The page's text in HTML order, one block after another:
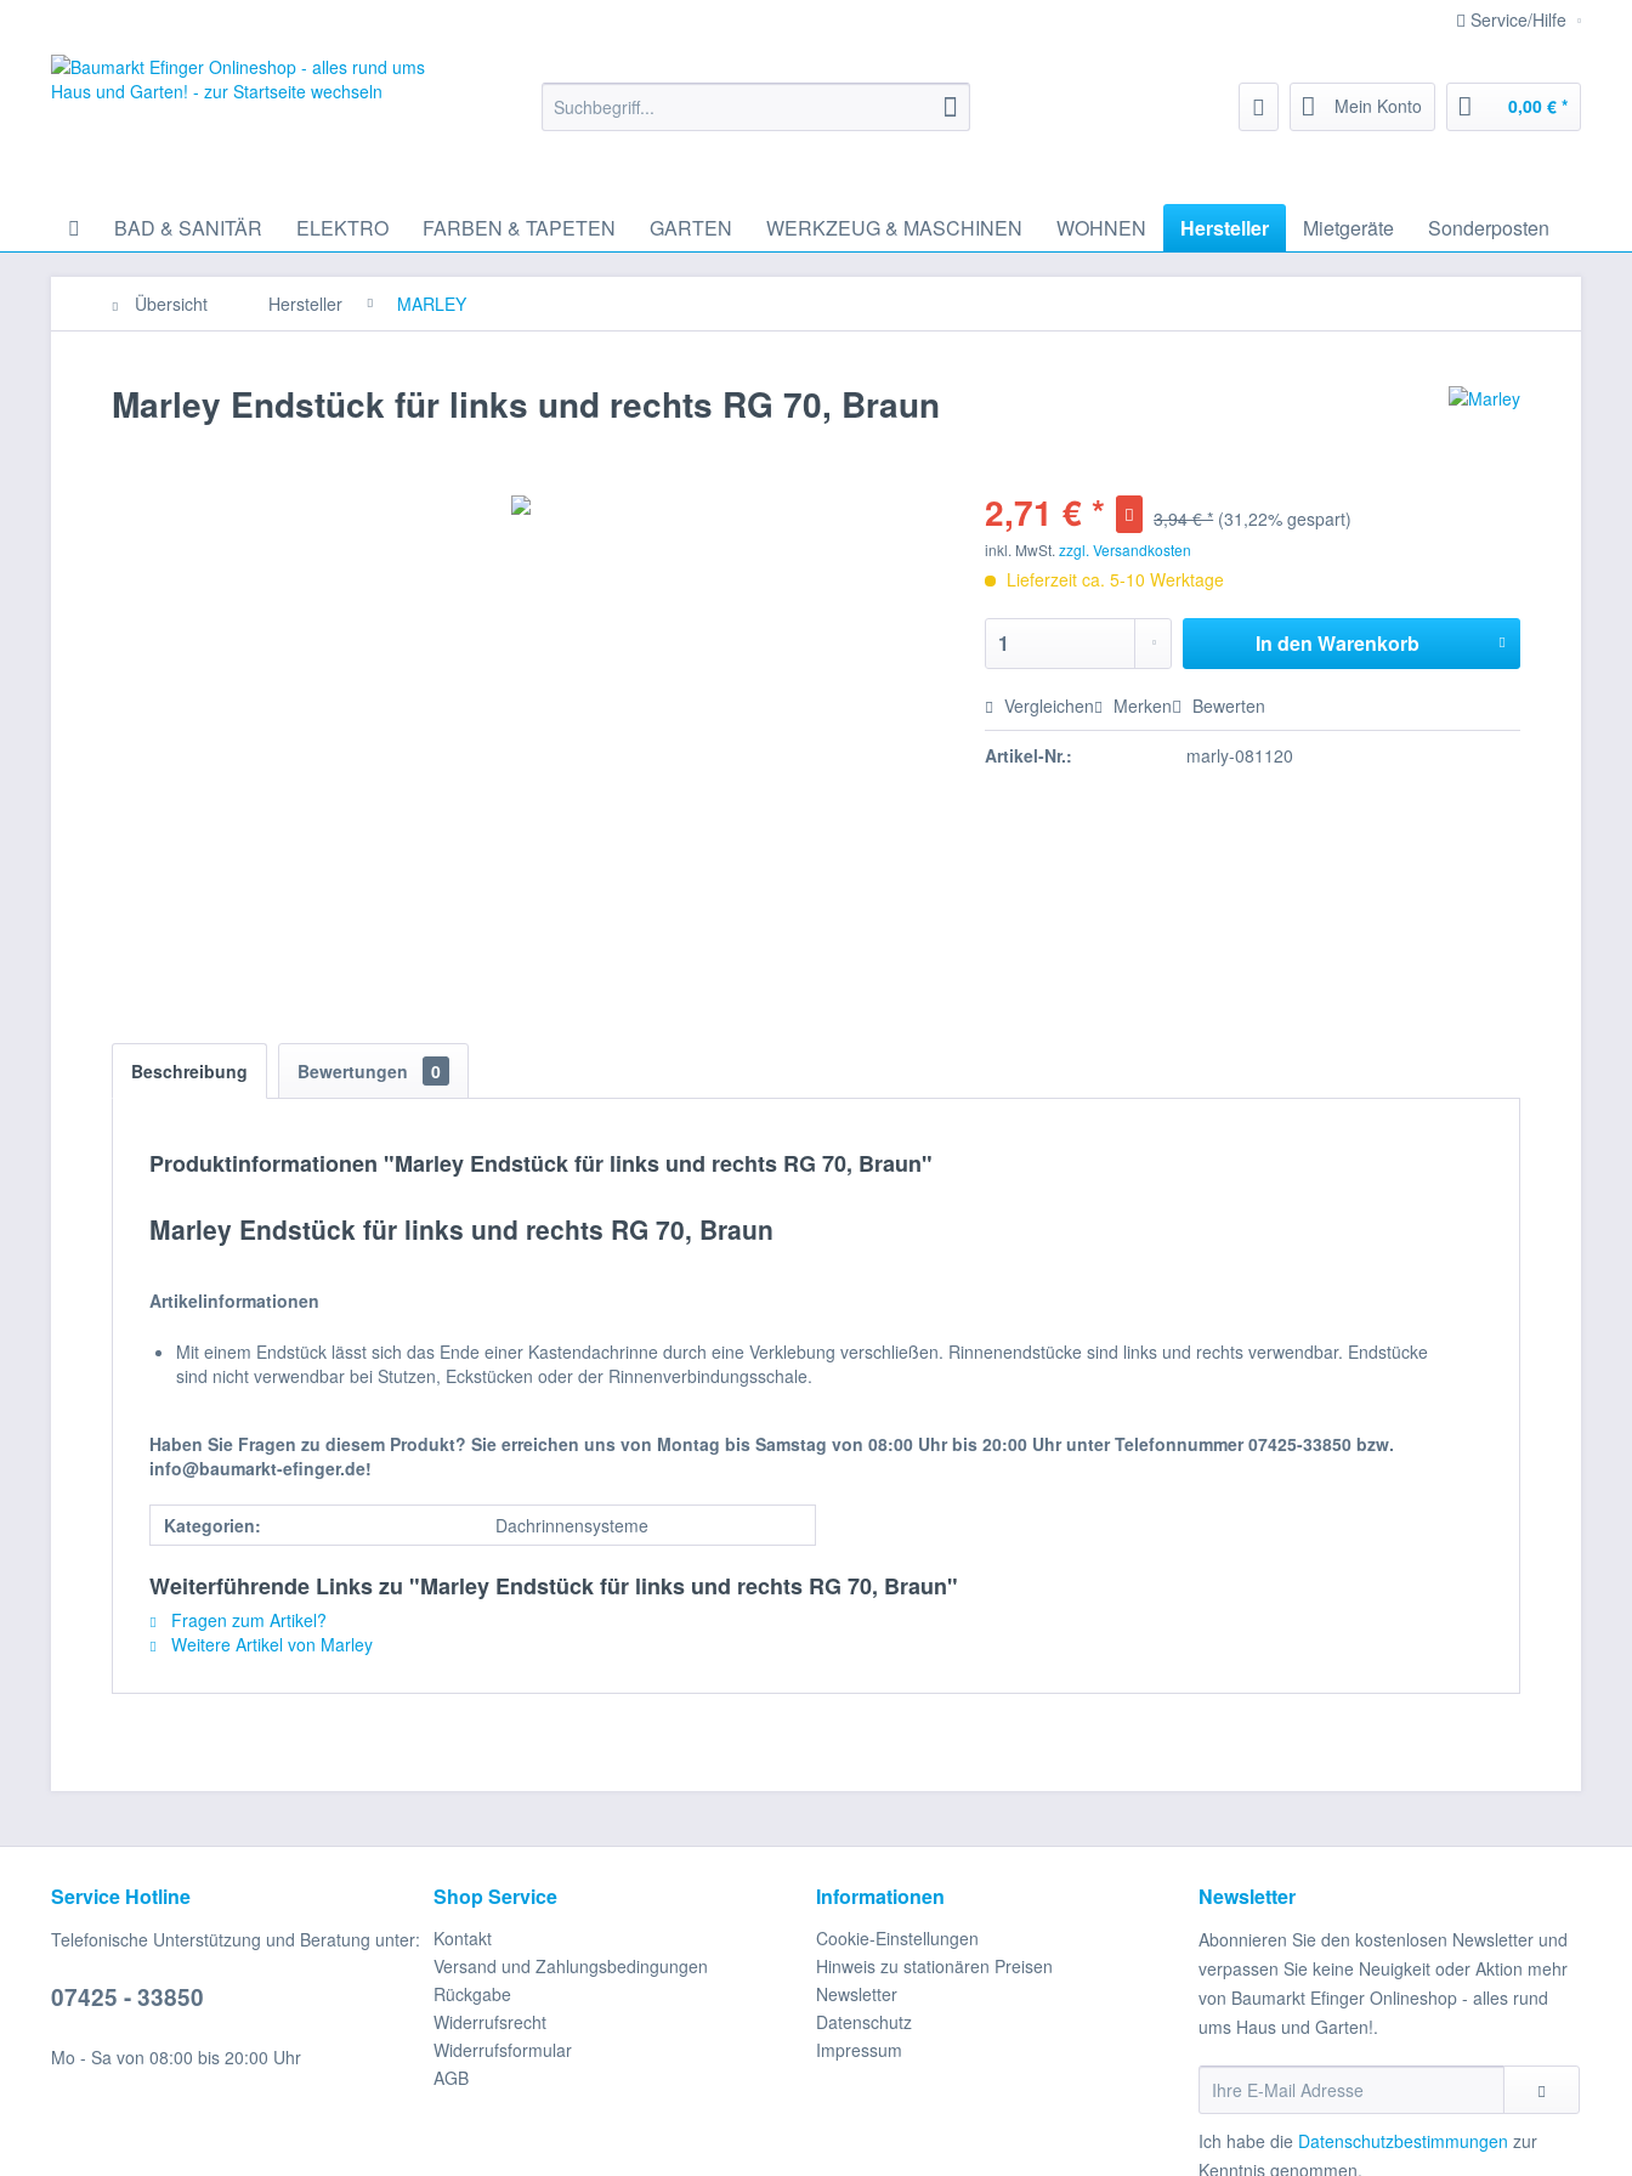
Service/Hilfe
Mein Konto 0,00 € *
BAD & SANITÄR ELEKTRO FARBEN & TAPETEN GARTEN WERKZEUG & MASCHINEN WOHNEN Hersteller Mietgeräte Sonderposten
Übersicht Hersteller MARLEY
Marley Endstück für links und rechts RG 70, Braun
2,71 € * 3,94 € * (31,22% gespart)
inkl. MwSt.zzgl. Versandkosten
Lieferzeit ca. 5-10 Werktage
In den Warenkorb
Vergleichen Merken Bewerten
Artikel-Nr.: marly-081120
Beschreibung Bewertungen 0
Produktinformationen "Marley Endstück für links und rechts RG 70, Braun"
Marley Endstück für links und rechts RG 70, Braun
Artikelinformationen
Mit einem Endstück lässt sich das Ende einer Kastendachrinne durch eine Verklebung verschließen. Rinnenendstücke sind links und rechts verwendbar. Endstücke
sind nicht verwendbar bei Stutzen, Eckstücken oder der Rinnenverbindungsschale.
Haben Sie Fragen zu diesem Produkt? Sie erreichen uns von Montag bis Samstag von 08:00 Uhr bis 20:00 Uhr unter Telefonnummer 07425-33850 bzw.
info@baumarkt-efinger.de!
Kategorien: Dachrinnensysteme
Weiterführende Links zu "Marley Endstück für links und rechts RG 70, Braun"
Fragen zum Artikel?
Weitere Artikel von Marley
Service Hotline
Telefonische Unterstützung und Beratung unter:
07425 - 33850
Mo - Sa von 08:00 bis 20:00 Uhr
Shop Service
Kontakt
Versand und Zahlungsbedingungen
Rückgabe
Widerrufsrecht
Widerrufsformular
AGB
Informationen
Cookie-Einstellungen
Hinweis zu stationären Preisen
Newsletter
Datenschutz
Impressum
Newsletter
Abonnieren Sie den kostenlosen Newsletter und
verpassen Sie keine Neuigkeit oder Aktion mehr
von Baumarkt Efinger Onlineshop - alles rund
ums Haus und Garten!.
Ich habe die Datenschutzbestimmungen zur
Kenntnis genommen.